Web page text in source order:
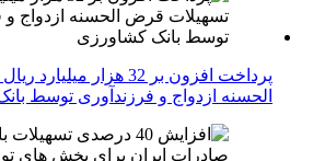
پرداخت افزون بر 32 هزار
الحسنه ازدواج و فرزندآوری توسط